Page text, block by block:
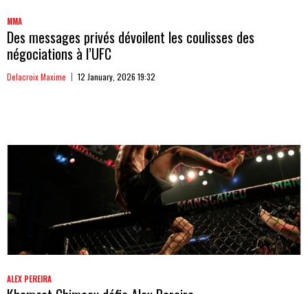
MMA
Des messages privés dévoilent les coulisses des
négociations à l’UFC
Delacroix Maxime 12 January, 2026 19:32
ALEX PEREIRA